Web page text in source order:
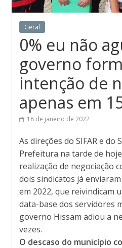
Geral
0% eu não
governo
intenção de
apenas em
18 de janeiro de 2022
As direções do SIFAR e do
Prefeitura na tarde de
realização de negociação
dois sindicatos já
em 2022, que reivindicam
data-base dos servidores
governo Hissam adiou a
vezes.
O descaso do município